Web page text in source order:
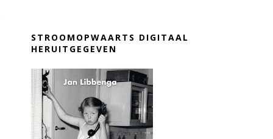
STROOMOPWAARTS DIGITAAL
HERUITGEGEVEN